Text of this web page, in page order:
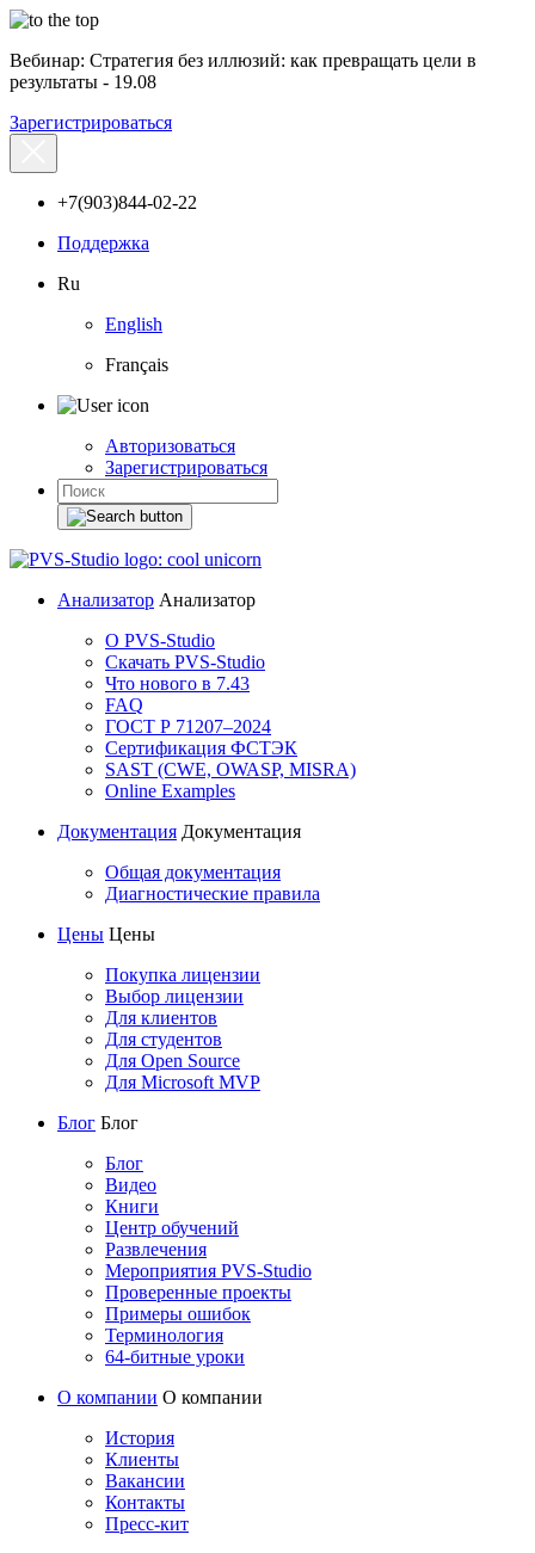
Вебинар: Стратегия без иллюзий: как превращать цели в
результаты - 19.08
Зарегистрироваться
+7(903)844-02-22
Поддержка
Ru
English
Français
Авторизоваться
Зарегистрироваться
Анализатор Анализатор
О PVS-Studio
Скачать PVS-Studio
Что нового в 7.43
FAQ
ГОСТ Р 71207–2024
Сертификация ФСТЭК
SAST (CWE, OWASP, MISRA)
Online Examples
Документация Документация
Общая документация
Диагностические правила
Цены Цены
Покупка лицензии
Выбор лицензии
Для клиентов
Для студентов
Для Open Source
Для Microsoft MVP
Блог Блог
Блог
Видео
Книги
Центр обучений
Развлечения
Мероприятия PVS-Studio
Проверенные проекты
Примеры ошибок
Терминология
64-битные уроки
О компании О компании
История
Клиенты
Вакансии
Контакты
Пресс-кит